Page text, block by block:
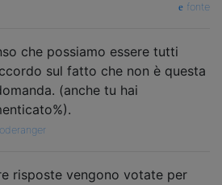
fonte
che possiamo essere tutti
sul fatto che non è questa
(anche tu hai
risposte vengono votate per